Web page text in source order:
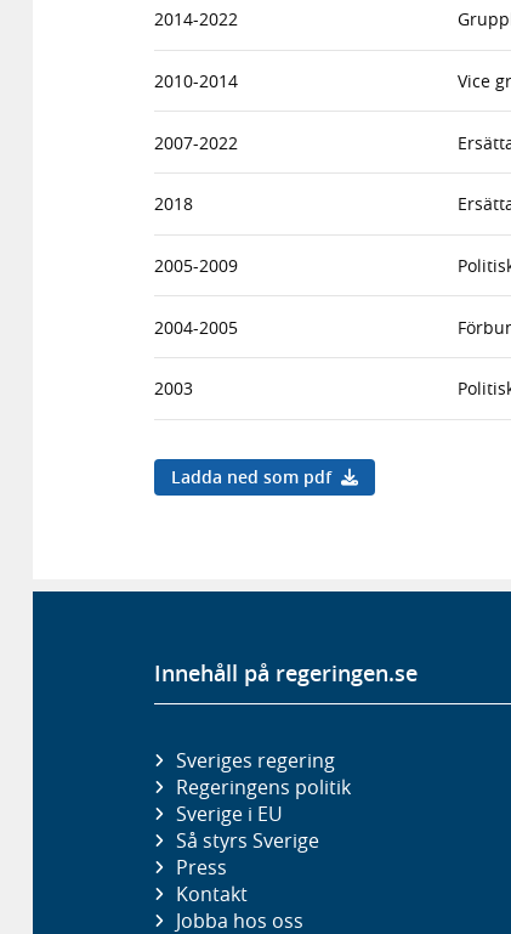
2014-2022
2010-2014 Vice
2007-2022
2018
2005-2009
2004-2005
2003
Ladda ned som pdf
Innehåll på regeringen.se
Sveriges regering
Regeringens politik
Sverige i EU
Så styrs Sverige
Press
Kontakt
Jobba hos oss